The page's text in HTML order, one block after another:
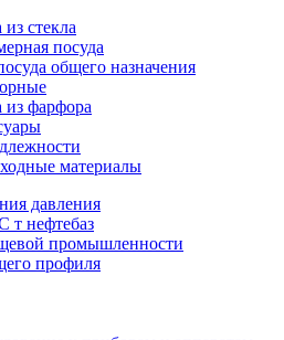
стекла
посуда
общего назначения
из фарфора
материалы
давления
т нефтебаз
промышленности
профиля